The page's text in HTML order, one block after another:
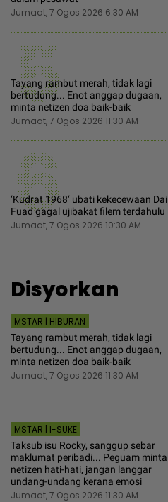
Jumaat, 7 Ogos 2026 6:30 AM
5
Tayang rambut merah, tidak lagi
bertudung... Enot anggap dugaan,
minta netizen doa baik-baik
Jumaat, 7 Ogos 2026 11:30 AM
6
‘Kudrat 1968‘ ubati kekecewaan Dai
Fuad gagal ujibakat filem terdahulu
Jumaat, 7 Ogos 2026 10:30 AM
Disyorkan
MSTAR | HIBURAN
Tayang rambut merah, tidak lagi
bertudung... Enot anggap dugaan,
minta netizen doa baik-baik
Jumaat, 7 Ogos 2026 11:30 AM
MSTAR | I-SUKE
Taksub isu Rocky, sanggup sebar
maklumat peribadi... Peguam minta
netizen hati-hati, jangan langgar
undang-undang kerana emosi
Jumaat, 7 Ogos 2026 11:30 AM